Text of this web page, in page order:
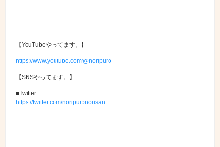
【YouTubeやってます。】
https://www.youtube.com/@noripuro
【SNSやってます。】
■Twitter
https://twitter.com/noripuronorisan